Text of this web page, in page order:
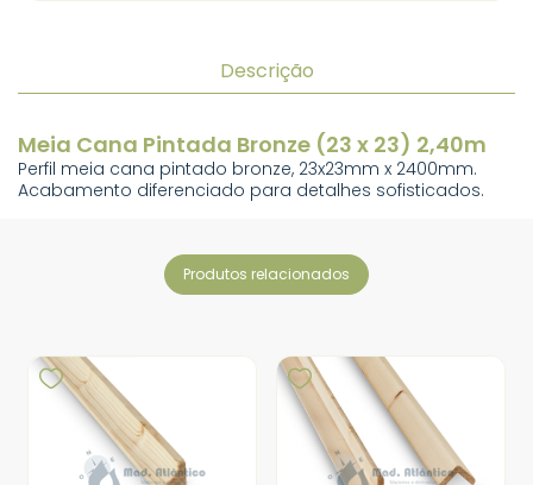
Descrição
Meia Cana Pintada Bronze (23 x 23) 2,40m
Perfil meia cana pintado bronze, 23x23mm x 2400mm.
Acabamento diferenciado para detalhes sofisticados.
produtos relacionados